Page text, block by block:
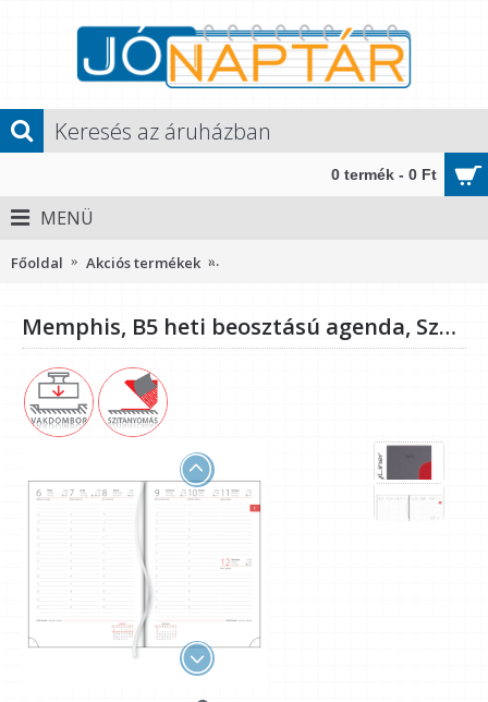
0 termék - 0 Ft
MENÜ
Főoldal Akciós termékek
Memphis, B5 heti beosztású agenda, Szürke-Piros